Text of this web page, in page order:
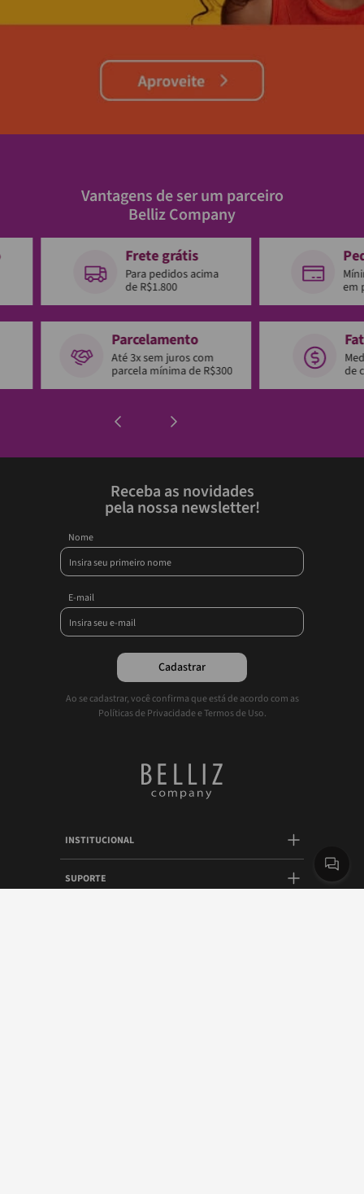
Vantagens de ser um parceiro
Belliz Company
Frete grátis
Para pedidos acima
de R$1.800
Parcelamento
Até 3x sem juros com
parcela mínima de R$300
em
de
Receba as novidades
pela nossa newsletter!
Nome
E-mail
Cadastrar
Ao se cadastrar, você confirma que está de acordo com as
Políticas de Privacidade e Termos de Uso.
INSTITUCIONAL
SUPORTE